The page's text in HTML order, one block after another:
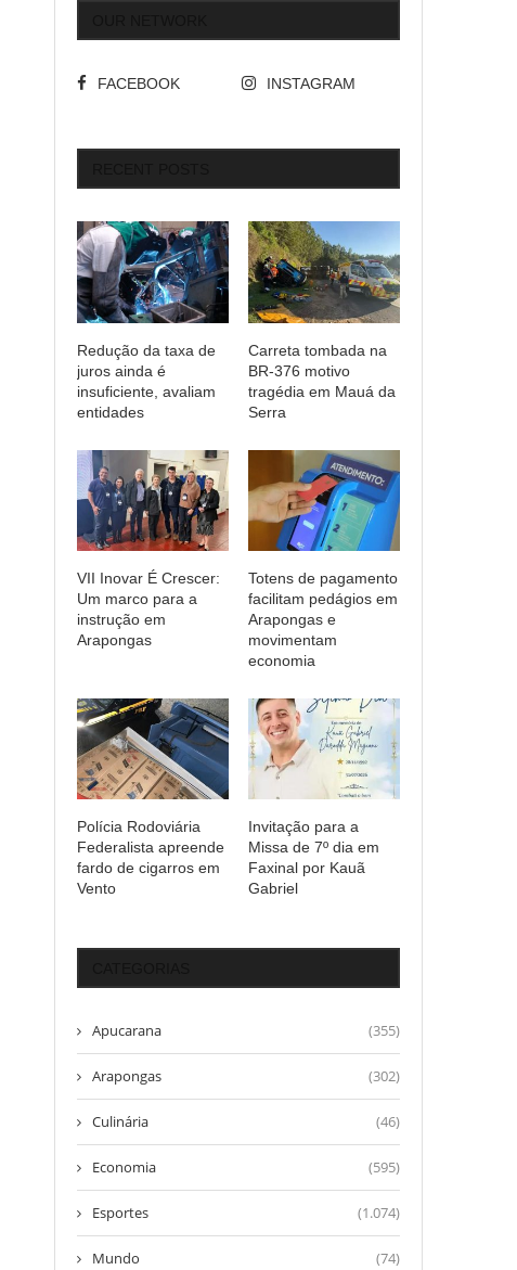
FACEBOOK INSTAGRAM
Redução da taxa de
juros ainda é
insuficiente, avaliam
entidades
Carreta tombada na
BR-376 motivo
tragédia em Mauá da
Serra
VII Inovar É Crescer:
Um marco para a
instrução em
Arapongas
Totens de pagamento
facilitam pedágios em
Arapongas e
movimentam
economia
Polícia Rodoviária
Federalista apreende
fardo de cigarros em
Vento
Invitação para a
Missa de 7º dia em
Faxinal por Kauã
Gabriel
Apucarana (355)
Arapongas (302)
Culinária (46)
Economia (595)
Esportes (1.074)
Mundo (74)